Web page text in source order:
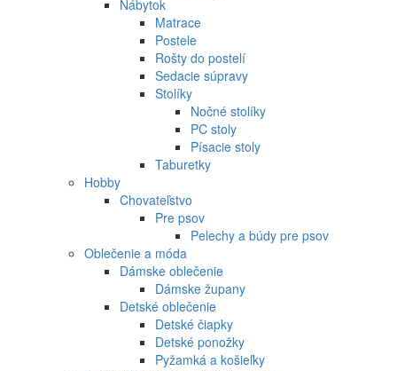
Nábytok
Matrace
Postele
Rošty do postelí
Sedacie súpravy
Stolíky
Nočné stolíky
PC stoly
Písacie stoly
Taburetky
Hobby
Chovateľstvo
Pre psov
Pelechy a búdy pre psov
Oblečenie a móda
Dámske oblečenie
Dámske župany
Detské oblečenie
Detské čiapky
Detské ponožky
Pyžamká a košieľky